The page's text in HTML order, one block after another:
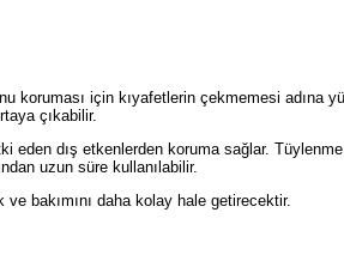
koruması için kıyafetlerin çekmemesi adına
çıkabilir.
eden dış etkenlerden koruma sağlar.
uzun süre kullanılabilir.
bakımını daha kolay hale getirecektir.